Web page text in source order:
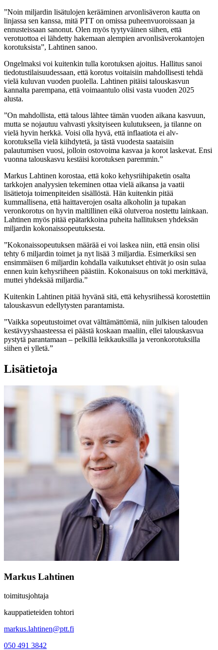
”Noin miljardin lisätulojen kerääminen arvonlisäveron kautta on
linjassa sen kanssa, mitä PTT on omissa puheenvuoroissaan ja
ennusteissaan sanonut. Olen myös tyytyväinen siihen, että
verotuottoa ei lähdetty hakemaan alempien arvonlisäverokantojen
korotuksista”, Lahtinen sanoo.
Ongelmaksi voi kuitenkin tulla korotuksen ajoitus. Hallitus sanoi
tiedotustilaisuudessaan, että korotus voitaisiin mahdollisesti tehdä
vielä kuluvan vuoden puolella. Lahtinen pitäisi talouskasvun
kannalta parempana, että voimaantulo olisi vasta vuoden 2025
alusta.
”On mahdollista, että talous lähtee tämän vuoden aikana kasvuun,
mutta se nojautuu vahvasti yksityiseen kulutukseen, ja tilanne on
vielä hyvin herkkä. Voisi olla hyvä, että inflaatiota ei alv-
korotuksella vielä kiihdytetä, ja tästä vuodesta saataisiin
palautumisen vuosi, jolloin ostovoima kasvaa ja korot laskevat. Ensi
vuonna talouskasvu kestäisi korotuksen paremmin.”
Markus Lahtinen korostaa, että koko kehysriihipaketin osalta
tarkkojen analyysien tekeminen ottaa vielä aikansa ja vaatii
lisätietoja toimenpiteiden sisällöstä. Hän kuitenkin pitää
kummallisena, että haittaverojen osalta alkoholin ja tupakan
veronkorotus on hyvin maltillinen eikä olutveroa nostettu lainkaan.
Lahtinen myös pitää epätarkkoina puheita hallituksen yhdeksän
miljardin kokonaissopeutuksesta.
”Kokonaissopeutuksen määrää ei voi laskea niin, että ensin olisi
tehty 6 miljardin toimet ja nyt lisää 3 miljardia. Esimerkiksi sen
ensimmäisen 6 miljardin kohdalla vaikutukset ehtivät jo osin sulaa
ennen kuin kehysriiheen päästiin. Kokonaisuus on toki merkittävä,
muttei yhdeksää miljardia.”
Kuitenkin Lahtinen pitää hyvänä sitä, että kehysriihessä korostettiin
talouskasvun edellytysten parantamista.
”Vaikka sopeutustoimet ovat välttämättömiä, niin julkisen talouden
kestävyyshaasteessa ei päästä koskaan maaliin, ellei talouskasvua
pystytä parantamaan – pelkillä leikkauksilla ja veronkorotuksilla
siihen ei ylletä.”
Lisätietoja
Markus Lahtinen
toimitusjohtaja
kauppatieteiden tohtori
markus.lahtinen@ptt.fi
050 491 3842